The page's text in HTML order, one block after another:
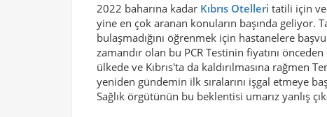
2022 baharına kadar Kıbrıs Otelleri tatili için
yine en çok aranan konuların başında geliyor.
bulaşmadığını öğrenmek için hastanelere
zamandır olan bu PCR Testinin fiyatını
ülkede ve Kıbrıs'ta da kaldırılmasına rağmen
yeniden gündemin ilk sıralarını işgal etmeye
Sağlık örgütünün bu beklentisi umarız yanlış